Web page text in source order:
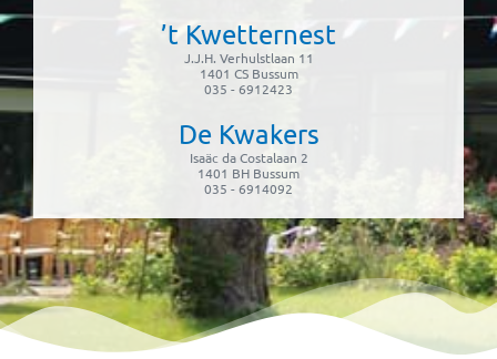
’t Kwetternest
J.J.H. Verhulstlaan 11
1401 CS Bussum
035 - 6912423
De Kwakers
Isaäc da Costalaan 2
1401 BH Bussum
035 - 6914092